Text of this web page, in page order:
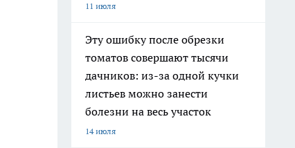
11 июля
Эту ошибку после обрезки
томатов совершают тысячи
дачников: из-за одной кучки
листьев можно занести
болезни на весь участок
14 июля